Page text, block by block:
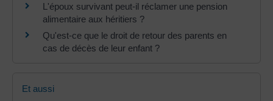
L'époux survivant peut-il réclamer une pension
alimentaire aux héritiers ?
Qu'est-ce que le droit de retour des parents en
cas de décès de leur enfant ?
Et aussi